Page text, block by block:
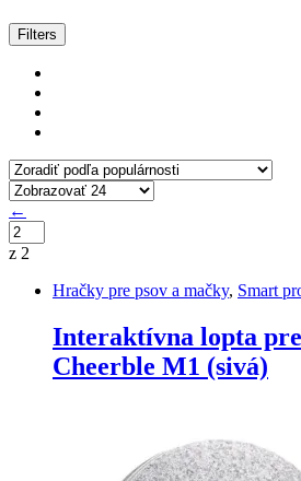
Zoradené
podľa
popularity
Filters
←
z 2
Hračky pre psov a mačky, Smart
Interaktívna lopta
Cheerble M1 (sivá)